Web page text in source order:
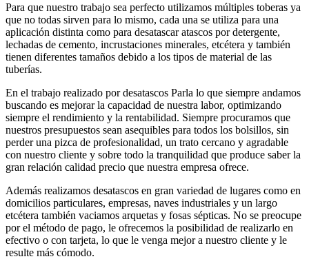
Para que nuestro trabajo sea perfecto utilizamos múltiples toberas ya
que no todas sirven para lo mismo, cada una se utiliza para una
aplicación distinta como para desatascar atascos por detergente,
lechadas de cemento, incrustaciones minerales, etcétera y también
tienen diferentes tamaños debido a los tipos de material de las
tuberías.
En el trabajo realizado por desatascos Parla lo que siempre andamos
buscando es mejorar la capacidad de nuestra labor, optimizando
siempre el rendimiento y la rentabilidad. Siempre procuramos que
nuestros presupuestos sean asequibles para todos los bolsillos, sin
perder una pizca de profesionalidad, un trato cercano y agradable
con nuestro cliente y sobre todo la tranquilidad que produce saber la
gran relación calidad precio que nuestra empresa ofrece.
Además realizamos desatascos en gran variedad de lugares como en
domicilios particulares, empresas, naves industriales y un largo
etcétera también vaciamos arquetas y fosas sépticas. No se preocupe
por el método de pago, le ofrecemos la posibilidad de realizarlo en
efectivo o con tarjeta, lo que le venga mejor a nuestro cliente y le
resulte más cómodo.